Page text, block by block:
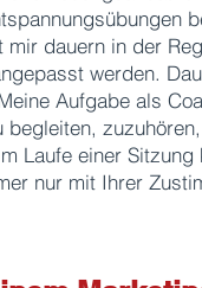
dauern in der
werden.
Aufgabe als
Laufe einer
nur mit Ihrer